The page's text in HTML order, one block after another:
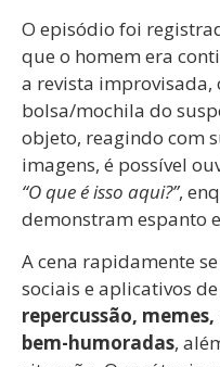
O episódio foi
que o homem era
a revista
bolsa/mochila do
objeto, reagindo com
imagens, é possível
“O que é isso aqui?”,
demonstram espanto
A cena rapidamente
sociais e aplicativos
repercussão,
bem-humoradas,